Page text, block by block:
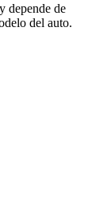
depende de
del auto.